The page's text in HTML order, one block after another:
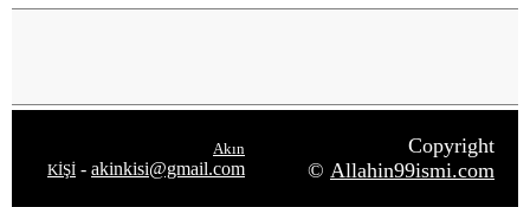
Copyright
© Allahin99ismi.com
Akın
KİŞİ - akinkisi@gmail.com